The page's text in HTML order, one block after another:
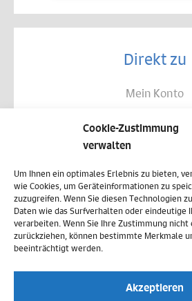
Cookie-Zustimmung
verwalten
Um Ihnen ein optimales Erlebnis zu bieten,
wie Cookies, um Geräteinformationen zu
zuzugreifen. Wenn Sie diesen Technologien
Daten wie das Surfverhalten oder eindeutige
verarbeiten. Wenn Sie Ihre Zustimmung
zurückziehen, können bestimmte Merkmale
beeinträchtigt werden.
Akzeptieren
Direkt zu
Mein Konto
Allgemeine
Datenschutz
Widerruf
Versand &
Cookie-Richtlinie